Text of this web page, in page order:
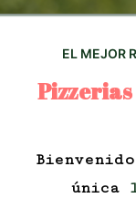
EL MEJOR
única